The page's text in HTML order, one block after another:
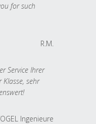
for such
R.M.
Service Ihrer
sehr
Ingenieure